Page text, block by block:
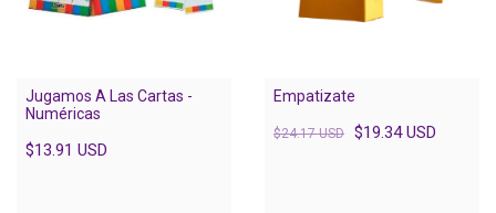
Jugamos A Las Cartas -
Numéricas
$13.91 USD
Empatizate
$24.17 USD $19.34 USD